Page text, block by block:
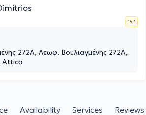
15 '
272A, Λεωφ. Βουλιαγμένης 272A,
Attica
Availability Services Reviews